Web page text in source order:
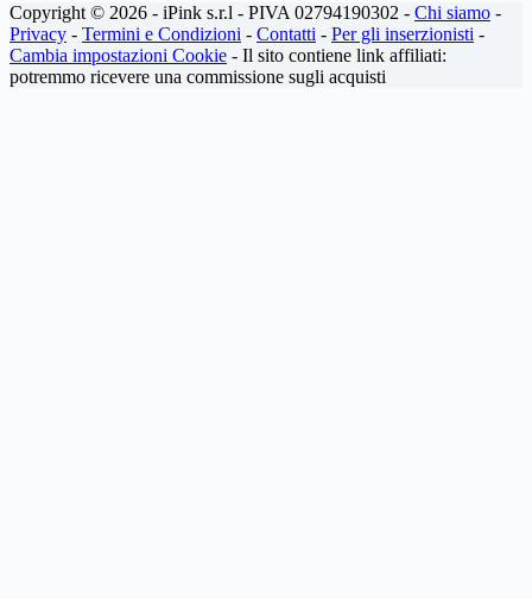
Copyright © 2026 - iPink s.r.l - PIVA 02794190302 - Chi siamo -
Privacy - Termini e Condizioni - Contatti - Per gli inserzionisti -
Cambia impostazioni Cookie - Il sito contiene link affiliati:
potremmo ricevere una commissione sugli acquisti